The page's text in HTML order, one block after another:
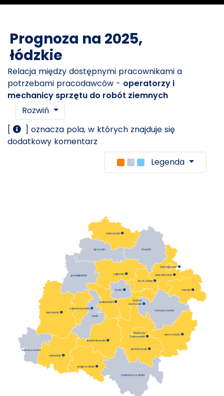
Prognoza na 2025,
łódzkie
Relacja między dostępnymi pracownikami a
potrzebami pracodawców - operatorzy i
mechanicy sprzętu do robót ziemnych
Rozwiń
[
] oznacza pola, w których znajduje się
dodatkowy komentarz
Legenda
bełchatowski 
kutnowski 
łaski
łęczycki łowicki
łódzki
wschodni 
opoczyński
pabianicki
pajęczański
piotrkowski 
poddębicki
radomszczański
rawski 
sieradzki 
skierniewicki
tomaszowski
wieluński 
wieruszowski
zduńskowolski 
zgierski
brzeziński
Łódź 
Piotrków
Trybunalski
Skierniewice